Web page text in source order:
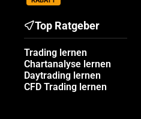
Top Ratgeber
Trading lernen
Chartanalyse lernen
Daytrading lernen
CFD Trading lernen